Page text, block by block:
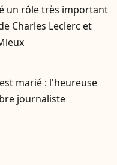
un rôle très important
Charles Leclerc et
marié : l'heureuse
journaliste